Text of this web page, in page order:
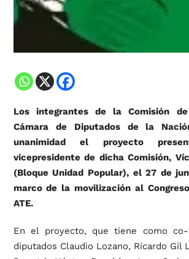
Los integrantes de la Comisión
Cámara de Diputados de la
unanimidad el proyecto
vicepresidente de dicha Comisión,
(Bloque Unidad Popular), el 27 de
marco de la movilización al
ATE.
En el proyecto, que tiene como
diputados Claudio Lozano, Ricardo Gil